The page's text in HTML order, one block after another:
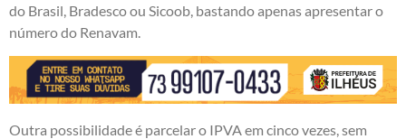
do Brasil, Bradesco ou Sicoob, bastando apenas apresentar o
número do Renavam.
Outra possibilidade é parcelar o IPVA em cinco vezes, sem